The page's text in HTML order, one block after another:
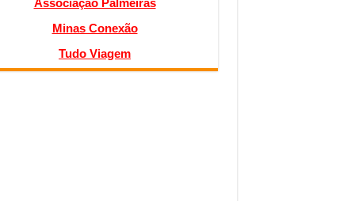
Associação Palmeiras
Minas Conexão
Tudo Viagem